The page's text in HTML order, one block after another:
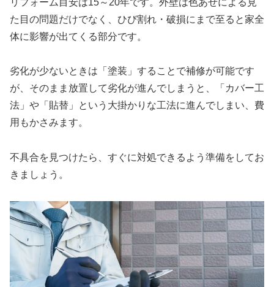
た目の問題だけでなく、ひび割れ・破損にまで至ると家全
体に影響が出てくる部分です。
劣化が少ないときは「塗装」することで補修が可能です
が、そのまま放置して劣化が進んでしまうと、「カバー工
法」や「貼替」という大掛かりな工法に進んでしまい、費
用もかさみます。
不具合を見つけたら、すぐに対処できるよう準備をしてお
きましょう。